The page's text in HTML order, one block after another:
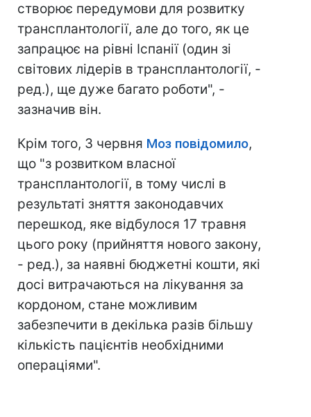
створює передумови для розвитку
трансплантології, але до того, як це
запрацює на рівні Іспанії (один зі
світових лідерів в трансплантології, -
ред.), ще дуже багато роботи", -
зазначив він.
Крім того, 3 червня Моз повідомило,
що "з розвитком власної
трансплантології, в тому числі в
результаті зняття законодавчих
перешкод, яке відбулося 17 травня
цього року (прийняття нового закону,
- ред.), за наявні бюджетні кошти, які
досі витрачаються на лікування за
кордоном, стане можливим
забезпечити в декілька разів більшу
кількість пацієнтів необхідними
операціями".